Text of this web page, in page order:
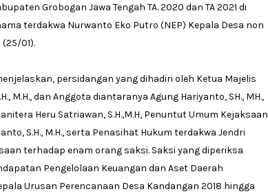
Grobogan Jawa Tengah TA. 2020 dan TA 2021 di
terdakwa Nurwanto Eko Putro (NEP) Kepala Desa non
01).
persidangan yang dihadiri oleh Ketua Majelis
M.H., dan Anggota diantaranya Agung Hariyanto, SH., MH.,
Heru Satriawan, S.H.,M.H, Penuntut Umum Kejaksaan
S.H., M.H., serta Penasihat Hukum terdakwa Jendri
terhadap enam orang saksi. Saksi yang diperiksa
Pengelolaan Keuangan dan Aset Daerah
Urusan Perencanaan Desa Kandangan 2018 hingga